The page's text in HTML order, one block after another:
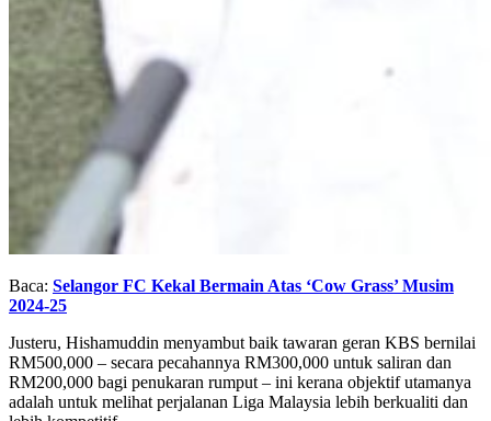
Baca: Selangor FC Kekal Bermain Atas ‘Cow Grass’ Musim
2024-25
Justeru, Hishamuddin menyambut baik tawaran geran KBS bernilai
RM500,000 – secara pecahannya RM300,000 untuk saliran dan
RM200,000 bagi penukaran rumput – ini kerana objektif utamanya
adalah untuk melihat perjalanan Liga Malaysia lebih berkualiti dan